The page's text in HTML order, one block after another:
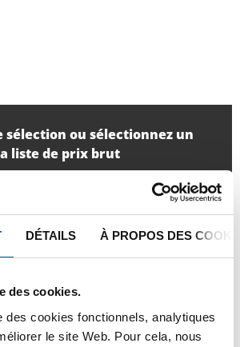
DÉTAILS À PROPOS DES
des cookies.
des cookies fonctionnels, analytiques
le site Web. Pour cela, nous
sélection ou sélectionnez un
liste de prix brut
unité:
SE CONNECTER